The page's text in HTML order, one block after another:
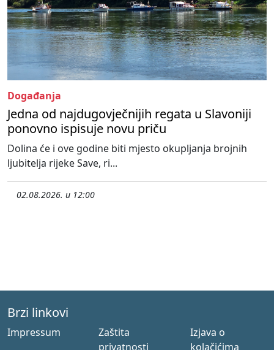
Događanja
Jedna od najdugovječnijih regata u Slavoniji
ponovno ispisuje novu priču
Dolina će i ove godine biti mjesto okupljanja brojnih
ljubitelja rijeke Save, ri...
02.08.2026. u 12:00
Brzi linkovi
Impressum
Zaštita
privatnosti
Izjava o
kolačićima